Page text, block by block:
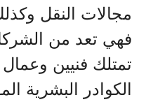
مجالات النقل
فهي تعد من
تمتلك فنيين
الكوادر البشرية